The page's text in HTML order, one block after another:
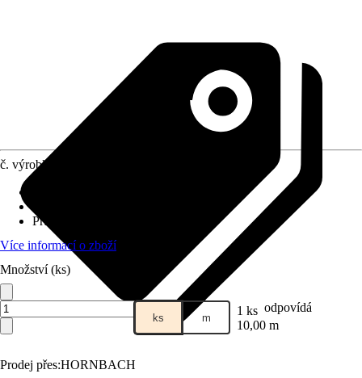
Prodej přes:HORNBACH
č. výrobku
Průřez vodičů
Více informací o zboží
Množství (ks)
ks m 1 ks odpovídá
10,00 m